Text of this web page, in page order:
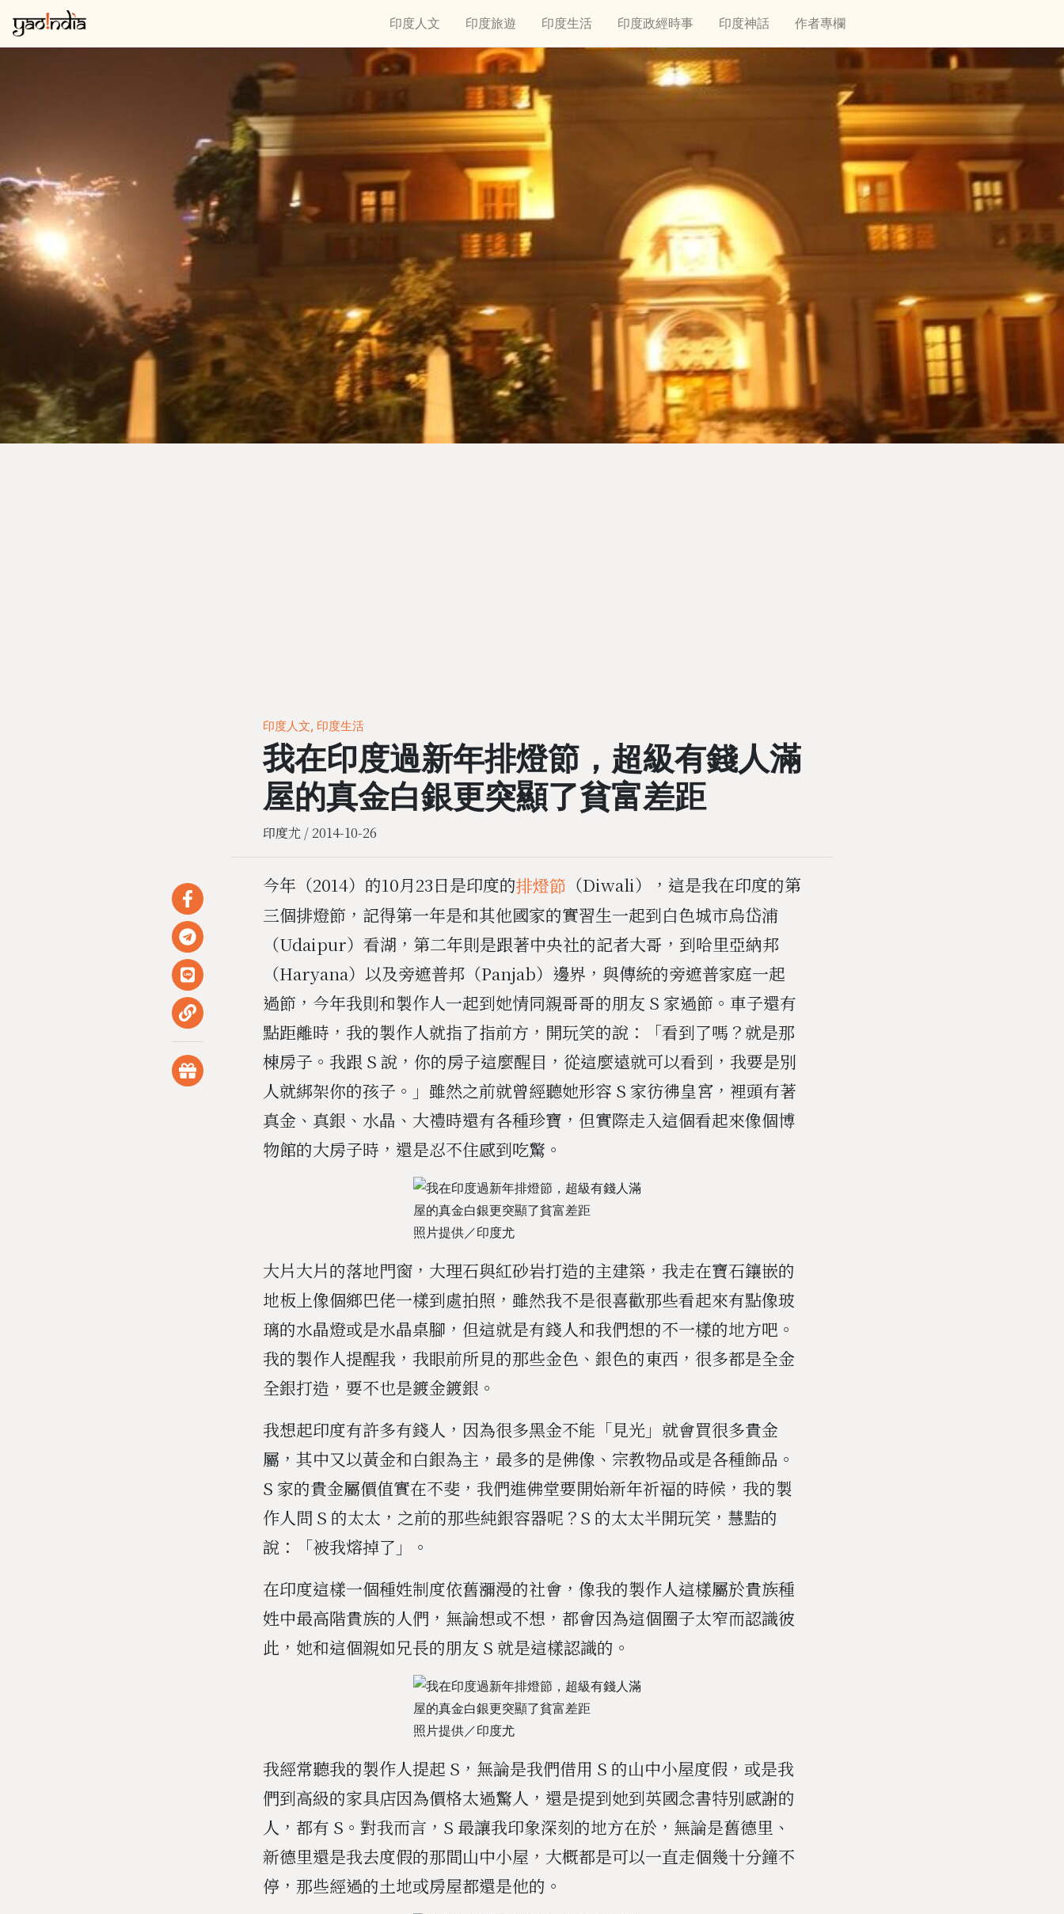
印度人文 印度旅遊 印度生活 印度政經時事 印度神話 作者專欄
印度人文, 印度生活
我在印度過新年排燈節，超級有錢人滿
屋的真金白銀更突顯了貧富差距
印度尤 / 2014-10-26
今年（2014）的10月23日是印度的排燈節
（Diwali），這是我在印度的第
三個排燈節，記得第一年是和其他國家的實習生一起到白色城市烏岱浦
（Udaipur）看湖，第二年則是跟著中央社的記者大哥，到哈里亞納邦
（Haryana）以及旁遮普邦（Panjab）邊界，與傳統的旁遮普家庭一起
過節，今年我則和製作人一起到她情同親哥哥的朋友 S 家過節。車子還有
點距離時，我的製作人就指了指前方，開玩笑的說：「看到了嗎？就是那
棟房子。我跟 S 說，你的房子這麼醒目，從這麼遠就可以看到，我要是別
人就綁架你的孩子。」雖然之前就曾經聽她形容 S 家彷彿皇宮，裡頭有著
真金、真銀、水晶、大禮時還有各種珍寶，但實際走入這個看起來像個博
物館的大房子時，還是忍不住感到吃驚。
照片提供／印度尤
大片大片的落地門窗，大理石與紅砂岩打造的主建築，我走在寶石鑲嵌的
地板上像個鄉巴佬一樣到處拍照，雖然我不是很喜歡那些看起來有點像玻
璃的水晶燈或是水晶桌腳，但這就是有錢人和我們想的不一樣的地方吧。
我的製作人提醒我，我眼前所見的那些金色、銀色的東西，很多都是全金
全銀打造，要不也是鍍金鍍銀。
我想起印度有許多有錢人，因為很多黑金不能「見光」就會買很多貴金
屬，其中又以黃金和白銀為主，最多的是佛像、宗教物品或是各種飾品。
S 家的貴金屬價值實在不斐，我們進佛堂要開始新年祈福的時候，我的製
作人問 S 的太太，之前的那些純銀容器呢？S 的太太半開玩笑，慧黠的
說：「被我熔掉了」。
在印度這樣一個種姓制度依舊瀰漫的社會，像我的製作人這樣屬於貴族種
姓中最高階貴族的人們，無論想或不想，都會因為這個圈子太窄而認識彼
此，她和這個親如兄長的朋友 S 就是這樣認識的。
照片提供／印度尤
我經常聽我的製作人提起 S，無論是我們借用 S 的山中小屋度假，或是我
們到高級的家具店因為價格太過驚人，還是提到她到英國念書特別感謝的
人，都有 S。對我而言，S 最讓我印象深刻的地方在於，無論是舊德里、
新德里還是我去度假的那間山中小屋，大概都是可以一直走個幾十分鐘不
停，那些經過的土地或房屋都還是他的。